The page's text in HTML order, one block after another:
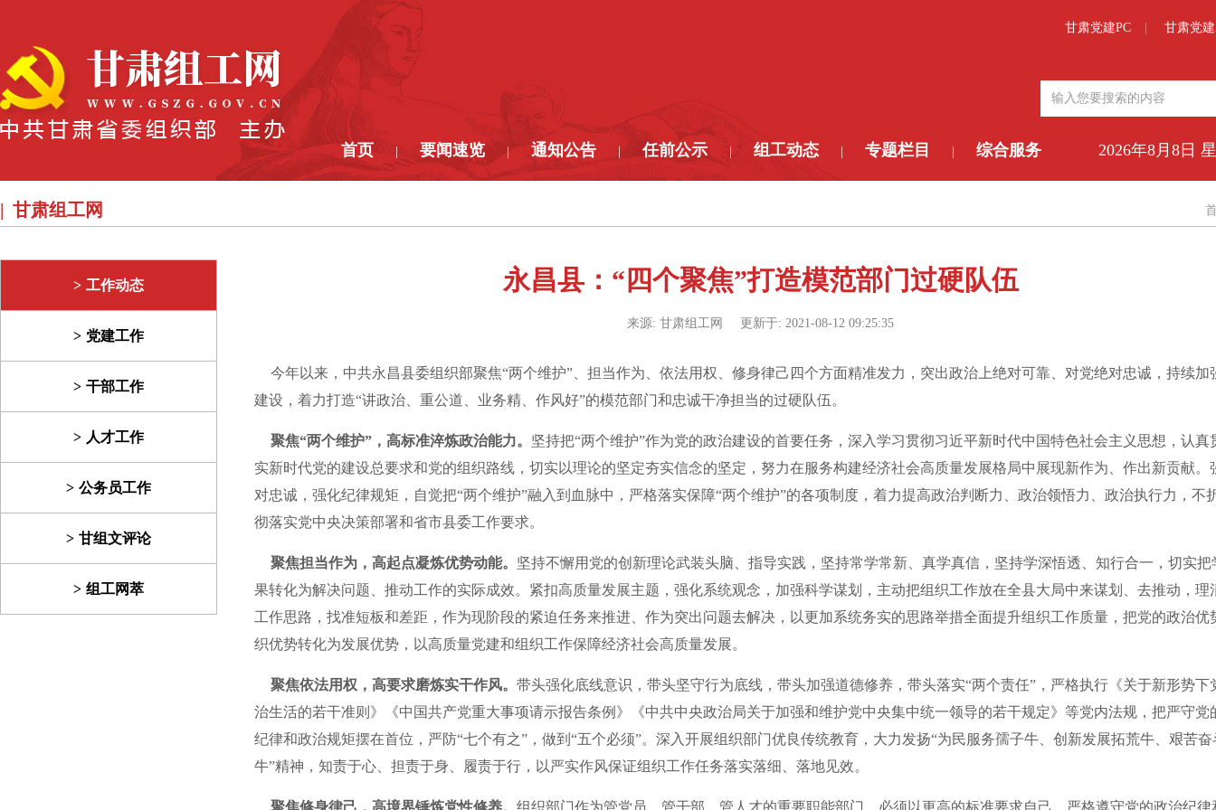
甘肃党建PC 甘肃党
首页 要闻速览 | 通知公告 | 任前公示 | 组工动态 专题栏目 综合服务 2026年8月8日
甘肃组工网
工作动态
党建工作
干部工作
人才工作
公务员工作
甘组文评论
组工网萃
永昌县：“四个聚焦”打造模范部门过硬队伍
来源: 甘肃组工网 更新于: 2021-08-12 09:25:35
今年以来，中共永昌县委组织部聚焦“两个维护”、担当作为、依法用权、修身律己四个方面精准发力，突出政治上绝对可靠、对党绝对忠诚，持续加
建设，着力打造“讲政治、重公道、业务精、作风好”的模范部门和忠诚干净担当的过硬队伍。
聚焦“两个维护”，高标准淬炼政治能力。 坚持把“两个维护”作为党的政治建设的首要任务，深入学习贯彻习近平新时代中国特色社会主义思想，认真
实新时代党的建设总要求和党的组织路线，切实以理论的坚定夯实信念的坚定，努力在服务构建经济社会高质量发展格局中展现新作为、作出新贡献。
对忠诚，强化纪律规矩，自觉把“两个维护”融入到血脉中，严格落实保障“两个维护”的各项制度，着力提高政治判断力、政治领悟力、政治执行力，不
彻落实党中央决策部署和省市县委工作要求。
聚焦担当作为，高起点凝炼优势动能。 坚持不懈用党的创新理论武装头脑、指导实践，坚持常学常新、真学真信，坚持学深悟透、知行合一，切实把
果转化为解决问题、推动工作的实际成效。紧扣高质量发展主题，强化系统观念，加强科学谋划，主动把组织工作放在全县大局中来谋划、去推动，理
工作思路，找准短板和差距，作为现阶段的紧迫任务来推进、作为突出问题去解决，以更加系统务实的思路举措全面提升组织工作质量，把党的政治优
织优势转化为发展优势，以高质量党建和组织工作保障经济社会高质量发展。
聚焦依法用权，高要求磨炼实干作风。 带头强化底线意识，带头坚守行为底线，带头加强道德修养，带头落实“两个责任”，严格执行《关于新形势下
治生活的若干准则》《中国共产党重大事项请示报告条例》《中共中央政治局关于加强和维护党中央集中统一领导的若干规定》等党内法规，把严守党
纪律和政治规矩摆在首位，严防“七个有之”，做到“五个必须”。深入开展组织部门优良传统教育，大力发扬“为民服务孺子牛、创新发展拓荒牛、艰苦奋
牛”精神，知责于心、担责于身、履责于行，以严实作风保证组织工作任务落实落细、落地见效。
聚焦修身律己，高境界锤炼党性修养。 组织部门作为管党员、管干部、管人才的重要职能部门，必须以更高的标准要求自己，严格遵守党的政治纪律